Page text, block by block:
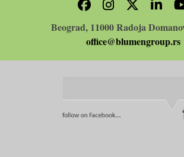
Beograd, 11000 Radoja
office@blumengroup.rs